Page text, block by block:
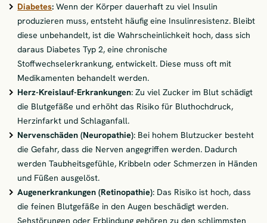
Diabetes: Wenn der Körper dauerhaft zu viel Insulin
produzieren muss, entsteht häufig eine Insulinresistenz. Bleibt
diese unbehandelt, ist die Wahrscheinlichkeit hoch, dass sich
daraus Diabetes Typ 2, eine chronische
Stoffwechselerkrankung, entwickelt. Diese muss oft mit
Medikamenten behandelt werden.
Herz-Kreislauf-Erkrankungen: Zu viel Zucker im Blut schädigt
die Blutgefäße und erhöht das Risiko für Bluthochdruck,
Herzinfarkt und Schlaganfall.
Nervenschäden (Neuropathie): Bei hohem Blutzucker besteht
die Gefahr, dass die Nerven angegriffen werden. Dadurch
werden Taubheitsgefühle, Kribbeln oder Schmerzen in Händen
und Füßen ausgelöst.
Augenerkrankungen (Retinopathie): Das Risiko ist hoch, dass
die feinen Blutgefäße in den Augen beschädigt werden.
Sehstörungen oder Erblindung gehören zu den schlimmsten